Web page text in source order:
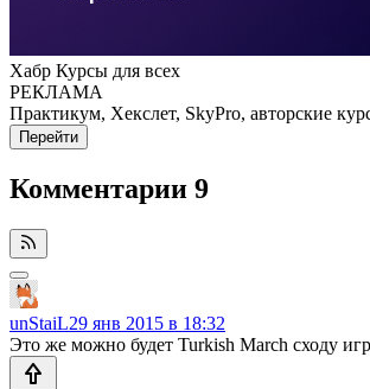
Хабр Курсы для всех
РЕКЛАМА
Практикум, Хекслет, SkyPro, авторские
Перейти
Комментарии 9
unStaiL29 янв 2015 в 18:32
Это же можно будет Turkish March сходу